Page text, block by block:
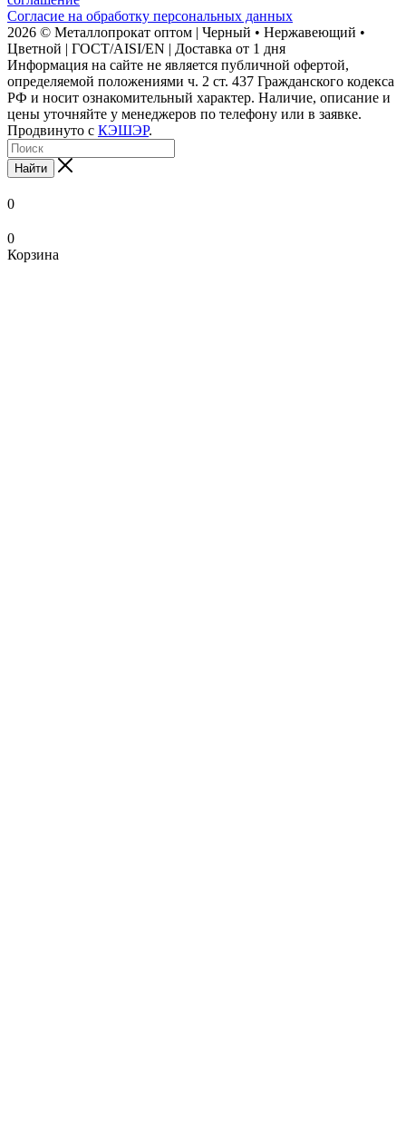
Согласие на обработку персональных данных
2026 © Металлопрокат оптом | Черный • Нержавеющий •
Цветной | ГОСТ/AISI/EN | Доставка от 1 дня
Информация на сайте не является публичной офертой,
определяемой положениями ч. 2 ст. 437 Гражданского кодекса
РФ и носит ознакомительный характер. Наличие, описание и
цены уточняйте у менеджеров по телефону или в заявке.
Продвинуто с КЭШЭР.
Найти
0
0
Корзина